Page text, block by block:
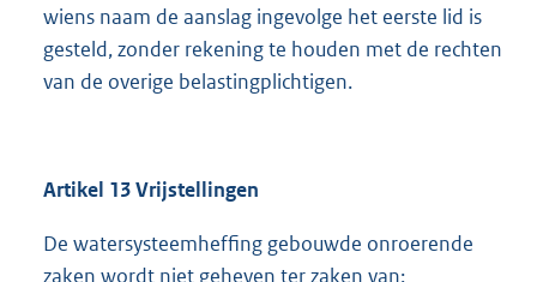
wiens naam de aanslag ingevolge het eerste lid is
gesteld, zonder rekening te houden met de rechten
van de overige belastingplichtigen.
Artikel 13 Vrijstellingen
De watersysteemheffing gebouwde onroerende
zaken wordt niet geheven ter zaken van: